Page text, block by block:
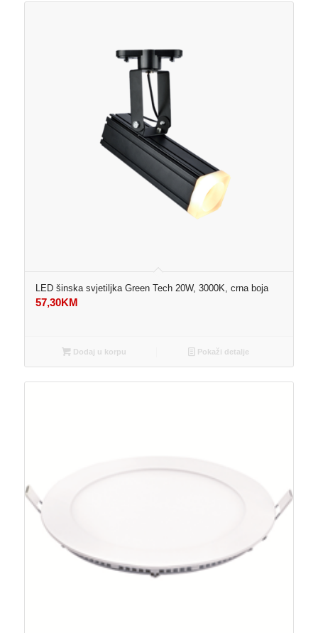
LED šinska svjetiljka Green Tech 20W, 3000K, crna boja
57,30KM
Dodaj u korpu Pokaži detalje